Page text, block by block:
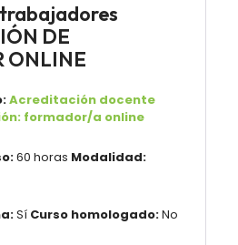
DE
ONLINE
Acreditación docente
formador/a online
60 horas Modalidad:
Sí Curso homologado:No